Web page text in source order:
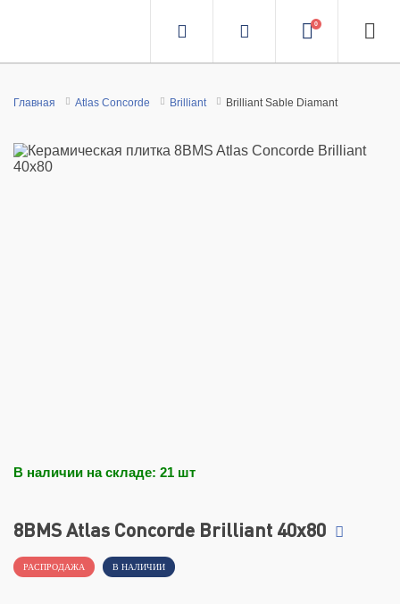
0
Главная Atlas Concorde Brilliant Brilliant Sable Diamant
В наличии на складе: 21 шт
8BMS Atlas Concorde Brilliant 40x80
РАСПРОДАЖА В НАЛИЧИИ